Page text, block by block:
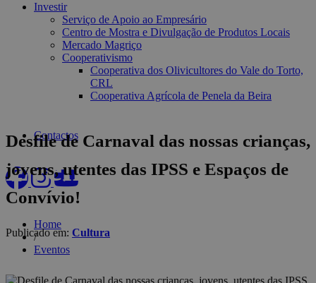
Investir
Serviço de Apoio ao Empresário
Centro de Mostra e Divulgação de Produtos Locais
Mercado Magriço
Cooperativismo
Cooperativa dos Olivicultores do Vale do Torto,
CRL
Cooperativa Agrícola de Penela da Beira
Contactos
Eventos
Home
/
Eventos
Desfile de Carnaval das nossas crianças,
jovens, utentes das IPSS e Espaços de
Convívio!
Publicado em: Cultura